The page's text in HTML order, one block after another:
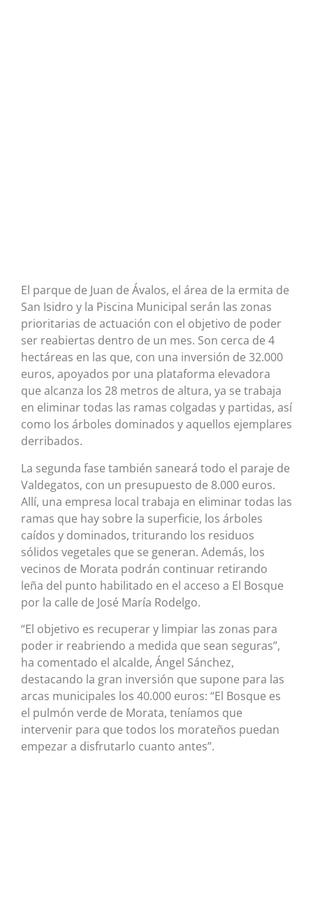
El parque de Juan de Ávalos, el área de la ermita de
San Isidro y la Piscina Municipal serán las zonas
prioritarias de actuación con el objetivo de poder
ser reabiertas dentro de un mes. Son cerca de 4
hectáreas en las que, con una inversión de 32.000
euros, apoyados por una plataforma elevadora
que alcanza los 28 metros de altura, ya se trabaja
en eliminar todas las ramas colgadas y partidas, así
como los árboles dominados y aquellos ejemplares
derribados.
La segunda fase también saneará todo el paraje de
Valdegatos, con un presupuesto de 8.000 euros.
Allí, una empresa local trabaja en eliminar todas las
ramas que hay sobre la superficie, los árboles
caídos y dominados, triturando los residuos
sólidos vegetales que se generan. Además, los
vecinos de Morata podrán continuar retirando
leña del punto habilitado en el acceso a El Bosque
por la calle de José María Rodelgo.
“El objetivo es recuperar y limpiar las zonas para
poder ir reabriendo a medida que sean seguras”,
ha comentado el alcalde, Ángel Sánchez,
destacando la gran inversión que supone para las
arcas municipales los 40.000 euros: “El Bosque es
el pulmón verde de Morata, teníamos que
intervenir para que todos los morateños puedan
empezar a disfrutarlo cuanto antes”.